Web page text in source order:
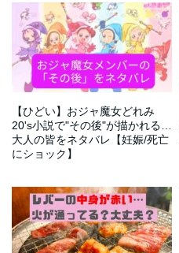
堂の海鮮丼、たこまん掛川栗モ
ンブラン、虹屋ミミの富士宮焼
きそばと、世界遺産富士 #28
おせんや食堂のシラス定食、法
多山の厄除け団子、地元スーパ
ーLUCK #26
【病気？】誤字脱字が治らない
原因と直し方7つ【チェックツー
【ひどい】おジャ魔女どれみ
20's小説で"その後"が描かれる…
大人の皆をネタバレ【妊娠/死亡
にショック】